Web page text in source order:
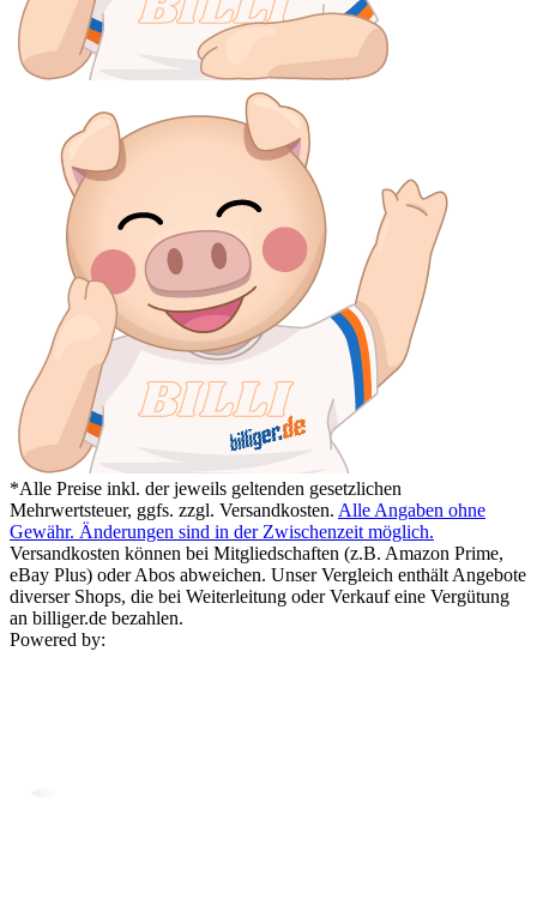
*Alle Preise inkl. der jeweils geltenden gesetzlichen
Mehrwertsteuer, ggfs. zzgl. Versandkosten. Alle Angaben ohne
Gewähr. Änderungen sind in der Zwischenzeit möglich.
Versandkosten können bei Mitgliedschaften (z.B. Amazon Prime,
eBay Plus) oder Abos abweichen. Unser Vergleich enthält Angebote
diverser Shops, die bei Weiterleitung oder Verkauf eine Vergütung
an billiger.de bezahlen.
Powered by: